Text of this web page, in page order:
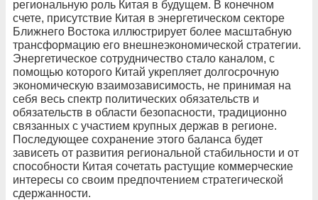
региональную роль Китая в будущем. В конечном
счете, присутствие Китая в энергетическом секторе
Ближнего Востока иллюстрирует более масштабную
трансформацию его внешнеэкономической стратегии.
Энергетическое сотрудничество стало каналом, с
помощью которого Китай укрепляет долгосрочную
экономическую взаимозависимость, не принимая на
себя весь спектр политических обязательств и
обязательств в области безопасности, традиционно
связанных с участием крупных держав в регионе.
Последующее сохранение этого баланса будет
зависеть от развития региональной стабильности и от
способности Китая сочетать растущие коммерческие
интересы со своим предпочтением стратегической
сдержанности.